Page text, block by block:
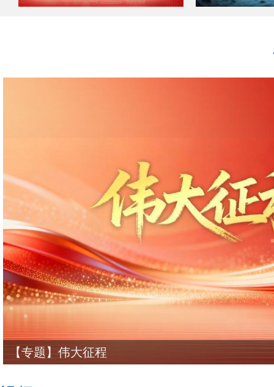
【专题】伟大征程